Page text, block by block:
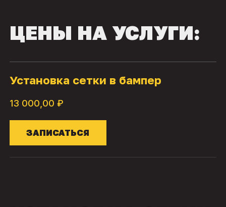
ЦЕНЫ НА УСЛУГИ:
Установка сетки в бампер
13 000,00 ₽
ЗАПИСАТЬСЯ